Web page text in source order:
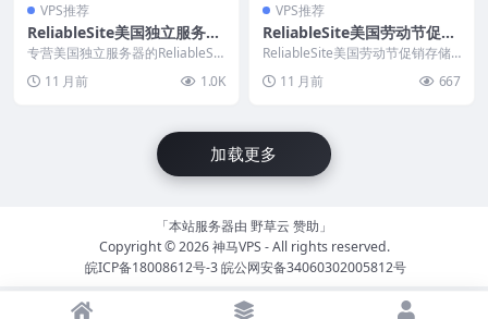
VPS推荐
ReliableSite美国独立服务
器：39美元/月起，99美元/
年送10Gbps带宽+IP+优惠
券，洛杉矶/纽约/迈阿密机房
专营美国独立服务器的ReliableSit
9... 11 月前 1.0K
VPS推荐
ReliableSite美国劳动节促销
24TB硬盘独服/Ryzen独服：
69美元/月起，洛杉矶/纽约/
芝加哥机房
ReliableSite美国劳动节促销存储
n... 11 月前 667
加载更多
「本站服务器由 野草云 赞助」
Copyright © 2026神马VPS - All rights reserved.
皖ICP备18008612号-3皖公网安备34060302005812号